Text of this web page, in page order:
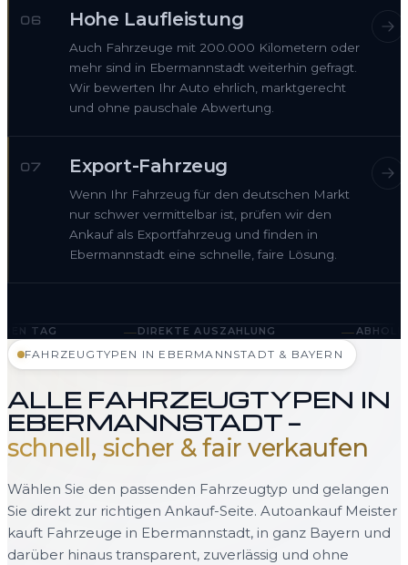
06 Hohe Laufleistung
Auch Fahrzeuge mit 200.000 Kilometern oder
mehr sind in Ebermannstadt weiterhin gefragt.
Wir bewerten Ihr Auto ehrlich, marktgerecht
und ohne pauschale Abwertung.
07 Export-Fahrzeug
Wenn Ihr Fahrzeug für den deutschen Markt
nur schwer vermittelbar ist, prüfen wir den
Ankauf als Exportfahrzeug und finden in
Ebermannstadt eine schnelle, faire Lösung.
— DIREKTE AUSZAHLUNG —ABHOLUNG IN
FAHRZEUGTYPEN IN EBERMANNSTADT & BAYERN
ALLE FAHRZEUGTYPEN IN
EBERMANNSTADT —
schnell, sicher & fair verkaufen
Wählen Sie den passenden Fahrzeugtyp und gelangen
Sie direkt zur richtigen Ankauf-Seite. Autoankauf Meister
kauft Fahrzeuge in Ebermannstadt, in ganz Bayern und
darüber hinaus transparent, zuverlässig und ohne